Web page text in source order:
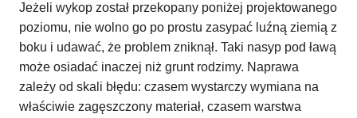
Jeżeli wykop został przekopany poniżej projektowanego
poziomu, nie wolno go po prostu zasypać luźną ziemią z
boku i udawać, że problem zniknął. Taki nasyp pod ławą
może osiadać inaczej niż grunt rodzimy. Naprawa
zależy od skali błędu: czasem wystarczy wymiana na
właściwie zagęszczony materiał, czasem warstwa